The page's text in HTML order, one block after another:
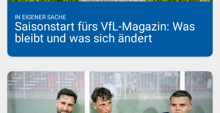
IN EIGENER SACHE
Saisonstart fürs VfL-Magazin: Was
bleibt und was sich ändert